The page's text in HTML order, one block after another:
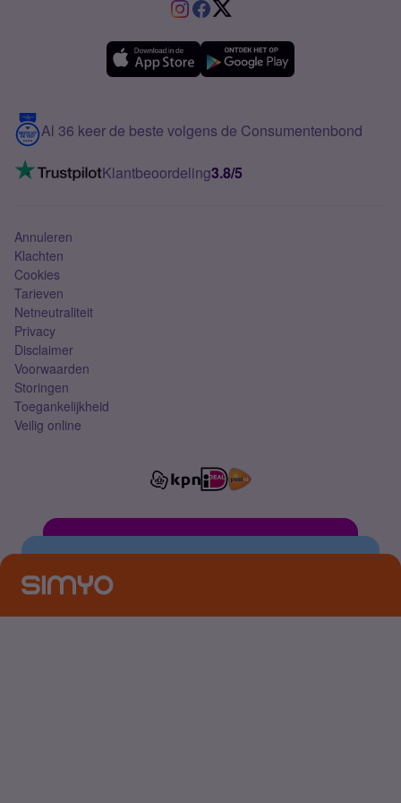
Verschil Prepaid en Sim Only
Meerdere nummers
5G internet
Mobiel internet
Mobiel abonnement
Contact
VoLTE 4G bellen
Al 36 keer de beste volgens de Consumentenbond
Klantbeoordeling3.8/5
Annuleren
Klachten
Cookies
Tarieven
Netneutraliteit
Privacy
Disclaimer
Voorwaarden
Storingen
Toegankelijkheid
Veilig online